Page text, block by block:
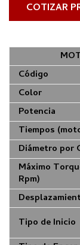
COTIZAR
Código
Color
Potencia
Tiempos
Diámetro por
Máximo
Rpm)
Tipo de Inicio